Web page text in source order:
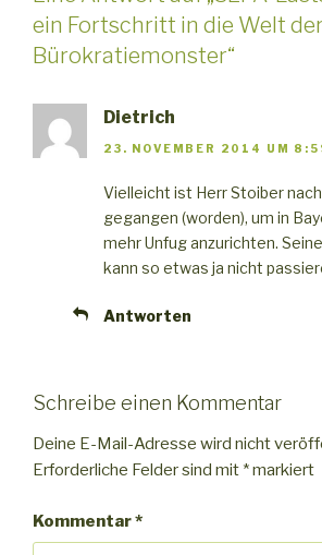
ein Fortschritt in die Welt
Bürokratiemonster“
Dietrich
23. NOVEMBER 2014 UM
Vielleicht ist Herr Stoiber
gegangen (worden), um in
mehr Unfug anzurichten.
kann so etwas ja nicht
Antworten
Schreibe einen Kommentar
Deine E-Mail-Adresse wird nicht
Erforderliche Felder sind mit *markiert
Kommentar*